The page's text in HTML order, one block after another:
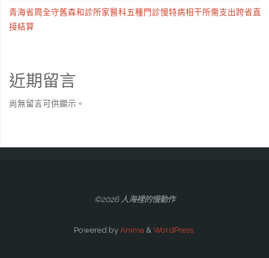
青海省周全守舊森和診所家醫科五種門診慢特病相干所需支出跨省直
接結算
近期留言
尚無留言可供顯示。
©2026 人海裡的慢動作
Powered byAnima &WordPress.